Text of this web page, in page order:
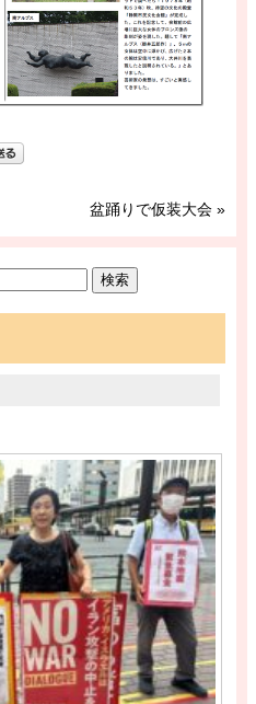
盆踊りで仮装大会 »